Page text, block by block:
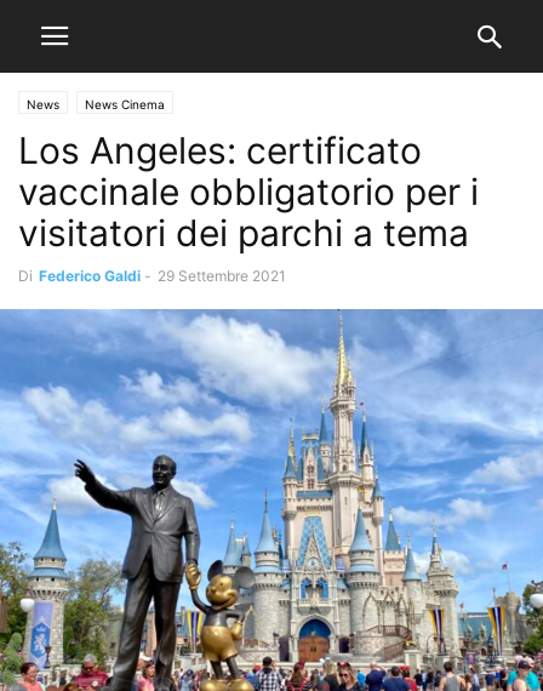
News News Cinema
Los Angeles: certificato
vaccinale obbligatorio per i
visitatori dei parchi a tema
Di Federico Galdi - 29 Settembre 2021